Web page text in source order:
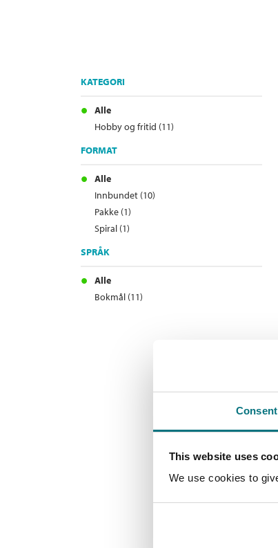
Consent
This website uses
We use cookies to
KATEGORI
Alle
Hobby og fritid (11)
FORMAT
Alle
Innbundet (10)
Pakke (1)
Spiral (1)
SPRÅK
Alle
Bokmål (11)